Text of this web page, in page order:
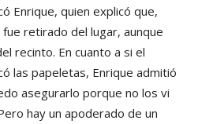
Enrique, quien explicó que,
retirado del lugar, aunque
recinto. En cuanto a si el
las papeletas, Enrique admitió
asegurarlo porque no los vi
hay un apoderado de un